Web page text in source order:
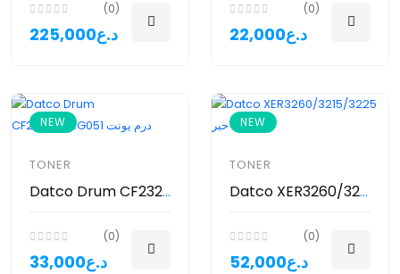
(0)
225,000د.ع
(0)
22,000د.ع
NEW
TONER
Datco Drum CF232A/CRG051 درم يونت
(0)
33,000د.ع
NEW
TONER
Datco XER3260/3215/3225 خرطوشة حبر
(0)
52,000د.ع